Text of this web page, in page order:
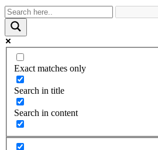
Exact matches only
Search in title
Search in content